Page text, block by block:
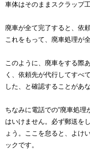
車体はそのままスクラップ
廃車が全て完了すると、依
これをもって、廃車処理が
このように、廃車をする際
く、依頼先が代行してすべ
した、と確認することがあ
ちなみに電話での“廃車処
はいけません。必ず郵送を
ょう。ここを怠ると、よけ
ックです。